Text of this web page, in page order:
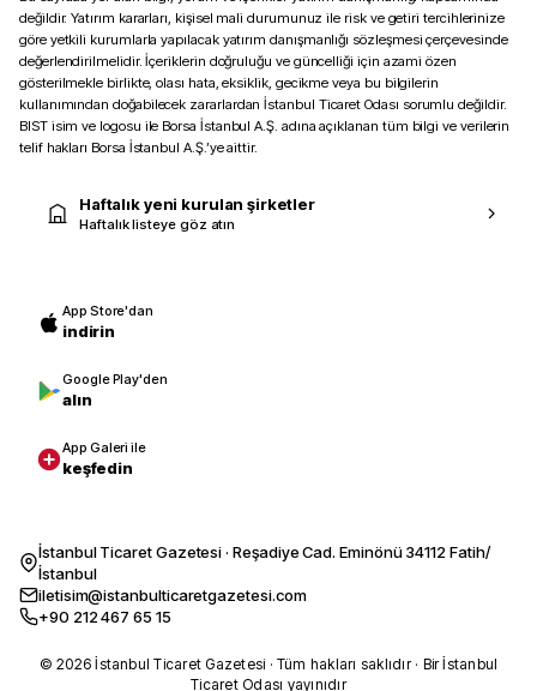
değildir. Yatırım kararları, kişisel mali durumunuz ile risk ve getiri tercihlerinize
göre yetkili kurumlarla yapılacak yatırım danışmanlığı sözleşmesi çerçevesinde
değerlendirilmelidir. İçeriklerin doğruluğu ve güncelliği için azami özen
gösterilmekle birlikte, olası hata, eksiklik, gecikme veya bu bilgilerin
kullanımından doğabilecek zararlardan İstanbul Ticaret Odası sorumlu değildir.
BIST isim ve logosu ile Borsa İstanbul A.Ş. adına açıklanan tüm bilgi ve verilerin
telif hakları Borsa İstanbul A.Ş.’ye aittir.
Haftalık yeni kurulan şirketler
Haftalık listeye göz atın
App Store'dan
indirin
Google Play'den
alın
App Galeri ile
keşfedin
İstanbul Ticaret Gazetesi · Reşadiye Cad. Eminönü 34112 Fatih/
İstanbul
iletisim@istanbulticaretgazetesi.com
+90 212 467 65 15
© 2026 İstanbul Ticaret Gazetesi · Tüm hakları saklıdır · Bir İstanbul
Ticaret Odası yayınıdır